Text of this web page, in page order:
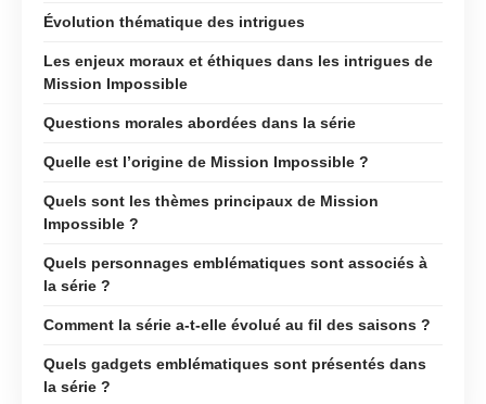
Évolution thématique des intrigues
Les enjeux moraux et éthiques dans les intrigues de
Mission Impossible
Questions morales abordées dans la série
Quelle est l’origine de Mission Impossible ?
Quels sont les thèmes principaux de Mission
Impossible ?
Quels personnages emblématiques sont associés à
la série ?
Comment la série a-t-elle évolué au fil des saisons ?
Quels gadgets emblématiques sont présentés dans
la série ?